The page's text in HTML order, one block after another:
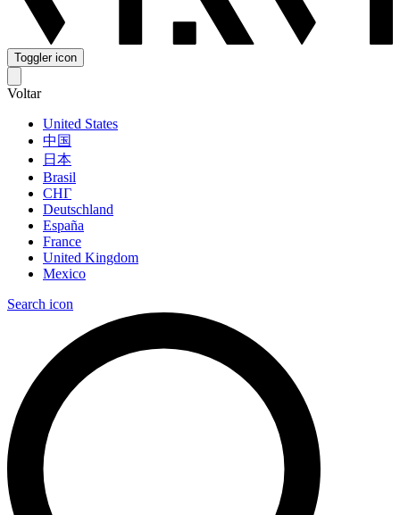
Toggler icon
Voltar
United States
中国
日本
Brasil
СНГ
Deutschland
España
France
United Kingdom
Mexico
Search icon